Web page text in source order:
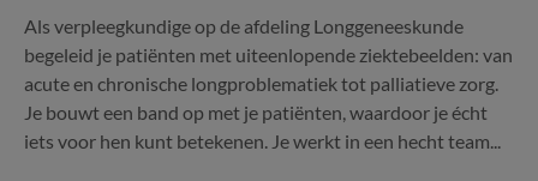
Als verpleegkundige op de afdeling Longgeneeskunde
begeleid je patiënten met uiteenlopende ziektebeelden: van
acute en chronische longproblematiek tot palliatieve zorg.
Je bouwt een band op met je patiënten, waardoor je écht
iets voor hen kunt betekenen. Je werkt in een hecht team...